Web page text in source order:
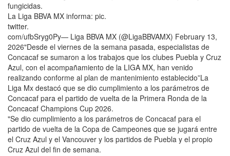
fungicidas.
La Liga BBVA MX informa: pic.
twitter.
com/ufbSryg0Py— Liga BBVA MX (@LigaBBVAMX) February 13,
2026"Desde el viernes de la semana pasada, especialistas de
Concacaf se sumaron a los trabajos que los clubes Puebla y Cruz
Azul, con el acompañamiento de la LIGA MX, han venido
realizando conforme al plan de mantenimiento establecido”La
Liga Mx destacó que se dio cumplimiento a los parámetros de
Concacaf para el partido de vuelta de la Primera Ronda de la
Concacaf Champions Cup 2026.
"Se dio cumplimiento a los parámetros de Concacaf para el
partido de vuelta de la Copa de Campeones que se jugará entre
el Cruz Azul y el Vancouver y los partidos de Puebla y el propio
Cruz Azul del fin de semana.